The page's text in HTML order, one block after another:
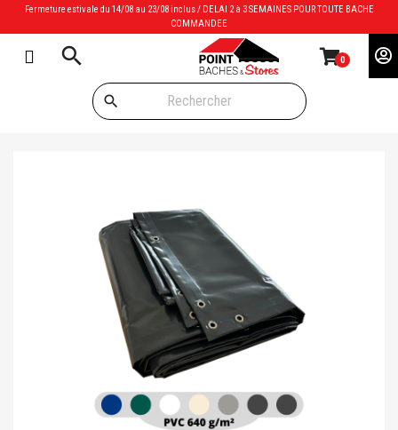
Fermeture estivale du 14/08 au 23/08 inclus / DELAI 2 à 3 SEMAINES POUR TOUTE BACHE
COMMANDEE
search 0
search